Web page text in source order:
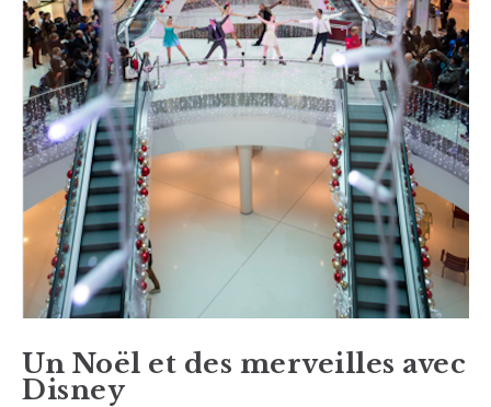
Un Noël et des merveilles avec
Disney